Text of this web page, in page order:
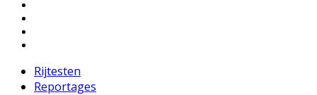
Rijtesten
Reportages